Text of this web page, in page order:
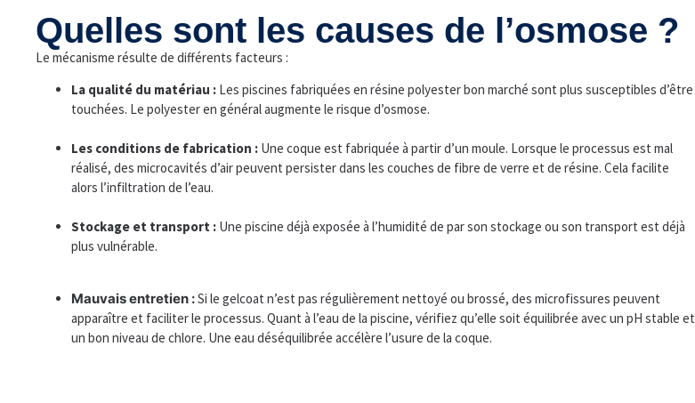
Quelles sont les causes de l’osmose ?
Le mécanisme résulte de différents facteurs :
La qualité du matériau : Les piscines fabriquées en résine polyester bon marché sont plus susceptibles d’être
touchées. Le polyester en général augmente le risque d’osmose.
Les conditions de fabrication : Une coque est fabriquée à partir d’un moule. Lorsque le processus est mal
réalisé, des microcavités d’air peuvent persister dans les couches de fibre de verre et de résine. Cela facilite
alors l’infiltration de l’eau.
Stockage et transport : Une piscine déjà exposée à l’humidité de par son stockage ou son transport est déjà
plus vulnérable.
Mauvais entretien :Si le gelcoat n’est pas régulièrement nettoyé ou brossé, des microfissures peuvent
apparaître et faciliter le processus. Quant à l’eau de la piscine, vérifiez qu’elle soit équilibrée avec un pH stable et
un bon niveau de chlore. Une eau déséquilibrée accélère l’usure de la coque.